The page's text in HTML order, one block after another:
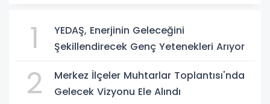
1
YEDAŞ, Enerjinin Geleceğini
Şekillendirecek Genç Yetenekleri Arıyor
2
Merkez İlçeler Muhtarlar Toplantısı'nda
Gelecek Vizyonu Ele Alındı